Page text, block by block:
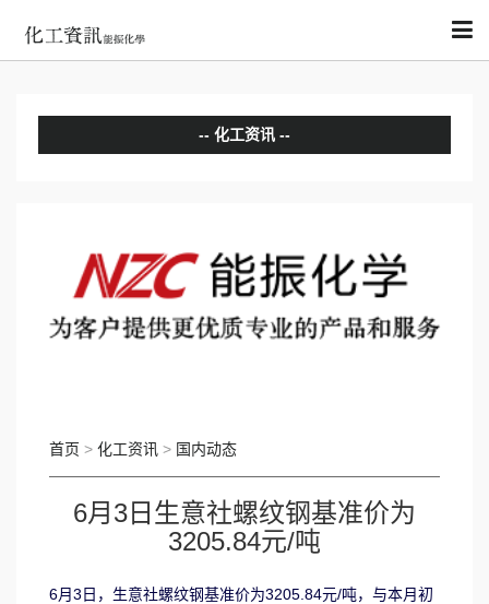
化工资讯
国际动态
首页 > 化工资讯 > 国内动态
6月3日生意社螺纹钢基准价为
3205.84元/吨
6月3日，生意社螺纹钢基准价为3205.84元/吨，与本月初